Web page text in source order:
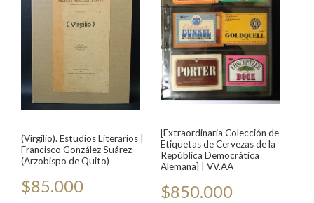
(Virgilio). Estudios Literarios |
Francisco González Suárez
(Arzobispo de Quito)
$85.000
[Extraordinaria Colección de
Etiquetas de Cervezas de la
República Democrática
Alemana] | VV.AA
$850.000